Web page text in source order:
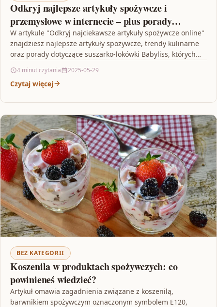
Odkryj najlepsze artykuły spożywcze i
przemysłowe w internecie – plus porady
dotyczące suszarko lokówki Babyliss!
W artykule "Odkryj najciekawsze artykuły spożywcze online"
znajdziesz najlepsze artykuły spożywcze, trendy kulinarne
oraz porady dotyczące suszarko-lokówki Babyliss, których
4 minut czytania 2025-05-29
Czytaj więcej
BEZ KATEGORII
Koszenila w produktach spożywczych: co
powinieneś wiedzieć?
Artykuł omawia zagadnienia związane z koszenilą,
barwnikiem spożywczym oznaczonym symbolem E120,